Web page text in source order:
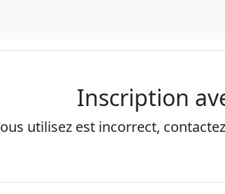
Inscription
utilisez est incorrect,